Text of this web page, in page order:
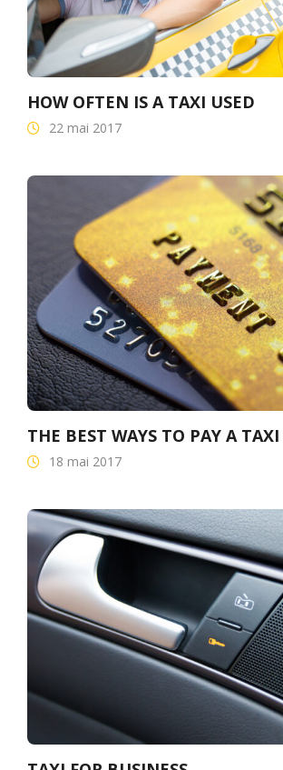
HOW OFTEN IS A TAXI USED
22 mai 2017
THE BEST WAYS TO PAY A TAXI
18 mai 2017